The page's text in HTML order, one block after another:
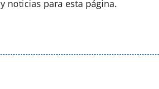
noticias para esta página.